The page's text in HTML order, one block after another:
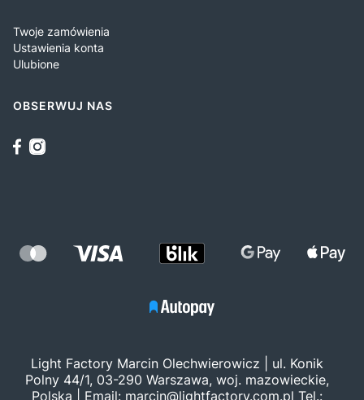
Twoje zamówienia
Ustawienia konta
Ulubione
OBSERWUJ NAS
Light Factory Marcin Olechwierowicz | ul. Konik
Polny 44/1, 03-290 Warszawa, woj. mazowieckie,
Polska | Email: marcin@lightfactory.com.pl Tel.: